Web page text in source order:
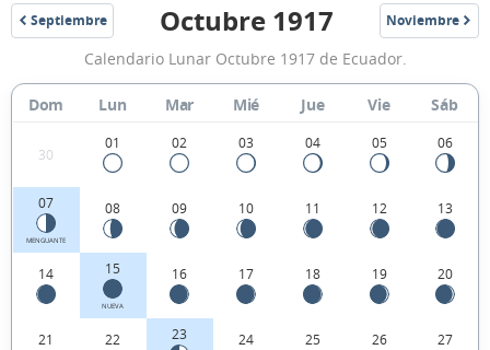
Septiembre
1917
Calendario
Lunar
Octubre
1917
de
Ecuador.
Octubre 1917 Noviembre
1917
Calendario Lunar Octubre 1917 de Ecuador.
Dom Lun Mar Mié Jue Vie Sáb
30
01 02 03 04 05 06
07
MENGUANTE
08 09 10 11 12 13
14 15
NUEVA
16 17 18 19 20
21 22 23 24 25 26 27